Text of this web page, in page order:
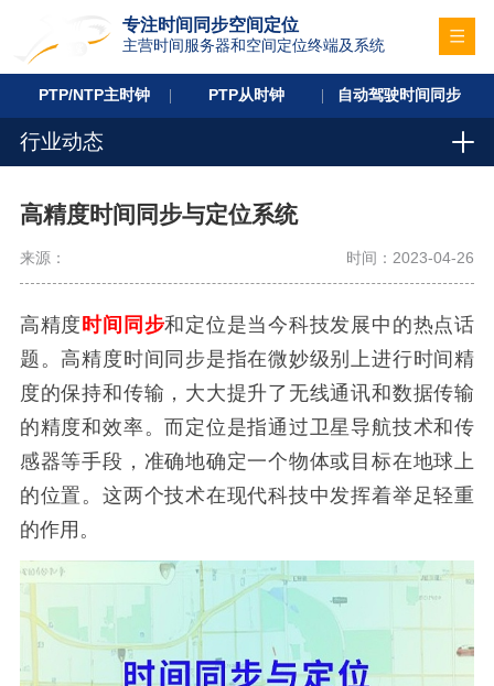
专注时间同步空间定位
主营时间服务器和空间定位终端及系统
PTP/NTP主时钟 PTP从时钟 自动驾驶时间同步
行业动态
高精度时间同步与定位系统
来源： 时间：2023-04-26
高精度 时间同步和定位是当今科技发展中的热点话
题。高精度时间同步是指在微妙级别上进行时间精
度的保持和传输，大大提升了无线通讯和数据传输
的精度和效率。而定位是指通过卫星导航技术和传
感器等手段，准确地确定一个物体或目标在地球上
的位置。这两个技术在现代科技中发挥着举足轻重
的作用。